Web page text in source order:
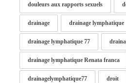
douleurs aux rapports sexuels
drainage drainage lymphatique
drainage lymphatique 77
drainage lymphatique Renata franca
drainagelymphatique77 droit